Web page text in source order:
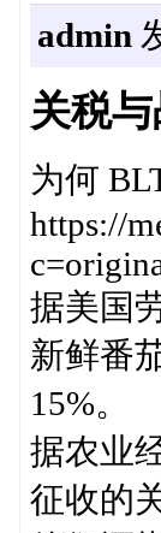
admin
关税
为何
https://
据美国
新鲜番
15%。
据农业
征收的